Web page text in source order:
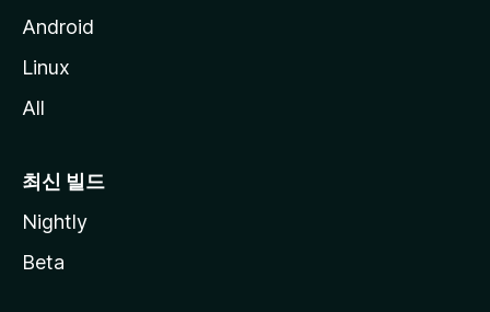
Android
Linux
All
최신 빌드
Nightly
Beta